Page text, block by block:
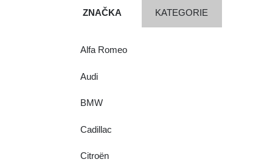
ZNAČKA KATEGORIE
Alfa Romeo
Audi
BMW
Cadillac
Citroën